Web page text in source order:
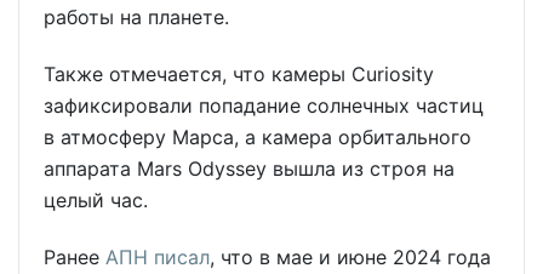
работы на планете.
Также отмечается, что камеры Curiosity
зафиксировали попадание солнечных частиц
в атмосферу Марса, а камера орбитального
аппарата Mars Odyssey вышла из строя на
целый час.
Ранее АПН писал, что в мае и июне 2024 года